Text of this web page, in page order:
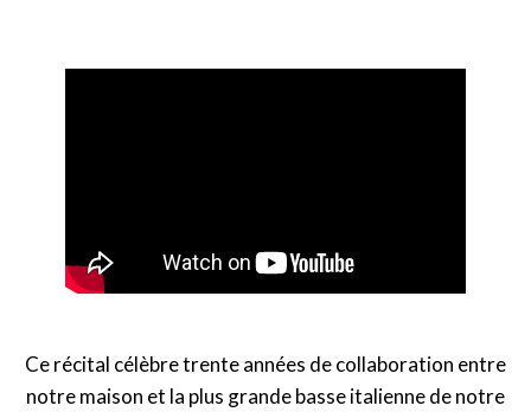
Ce récital célèbre trente années de collaboration entre
notre maison et la plus grande basse italienne de notre